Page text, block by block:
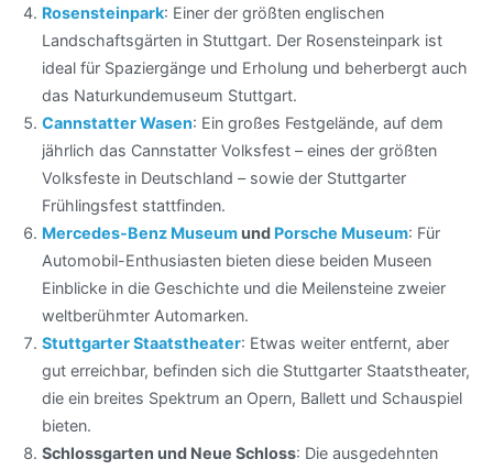
Rosensteinpark: Einer der größten englischen
Landschaftsgärten in Stuttgart. Der Rosensteinpark ist
ideal für Spaziergänge und Erholung und beherbergt auch
das Naturkundemuseum Stuttgart.
Cannstatter Wasen: Ein großes Festgelände, auf dem
jährlich das Cannstatter Volksfest – eines der größten
Volksfeste in Deutschland – sowie der Stuttgarter
Frühlingsfest stattfinden.
Mercedes-Benz Museumund Porsche Museum: Für
Automobil-Enthusiasten bieten diese beiden Museen
Einblicke in die Geschichte und die Meilensteine zweier
weltberühmter Automarken.
Stuttgarter Staatstheater: Etwas weiter entfernt, aber
gut erreichbar, befinden sich die Stuttgarter Staatstheater,
die ein breites Spektrum an Opern, Ballett und Schauspiel
bieten.
Schlossgarten und Neue Schloss: Die ausgedehnten